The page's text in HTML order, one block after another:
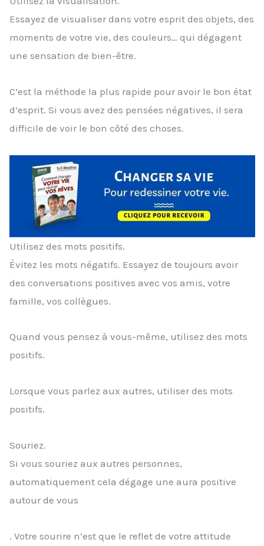
Essayez de visualiser dans votre esprit des objets, des
moments de votre vie, des couleurs… qui dégagent
une sensation de bien-être.
C’est la méthode la plus rapide pour avoir le bon état
d’esprit. Si vous avez des pensées négatives, il sera
difficile de voir le bon côté des choses.
Utilisez des mots positifs.
Évitez les mots négatifs. Essayez de toujours avoir
des conversations positives avec vos amis, votre
famille, vos collègues.
Quand vous pensez à vous-même, utilisez des mots
positifs.
Lorsque vous parlez aux autres, utiliser des mots
positifs.
Souriez.
Si vous souriez aux autres personnes,
automatiquement cela dégage une aura positive
autour de vous
. Votre sourire n’est que le reflet de votre attitude